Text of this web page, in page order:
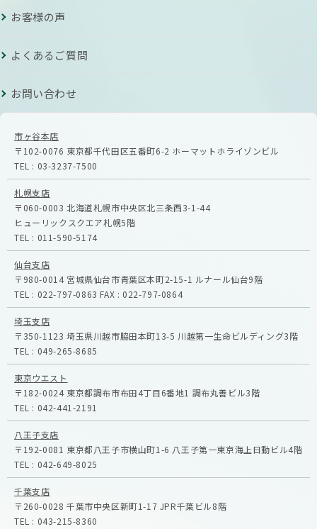
お客様の声
よくあるご質問
お問い合わせ
市ヶ谷本店
〒102-0076 東京都千代田区五番町6-2 ホーマットホライゾンビル
TEL : 03-3237-7500
札幌支店
〒060-0003 北海道札幌市中央区北三条西3-1-44
ヒューリックスクエア札幌5階
TEL : 011-590-5174
仙台支店
〒980-0014 宮城県仙台市青葉区本町2-15-1 ルナール仙台9階
TEL : 022-797-0863 FAX : 022-797-0864
埼玉支店
〒350-1123 埼玉県川越市脇田本町13-5 川越第一生命ビルディング3階
TEL : 049-265-8685
東京ウエスト
〒182-0024 東京都調布市布田4丁目6番地1 調布丸善ビル3階
TEL : 042-441-2191
八王子支店
〒192-0081 東京都八王子市横山町1-6 八王子第一東京海上日動ビル4階
TEL : 042-649-8025
千葉支店
〒260-0028 千葉市中央区新町1-17 JPR千葉ビル8階
TEL : 043-215-8360